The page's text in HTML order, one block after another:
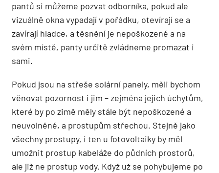
pantů si můžeme pozvat odborníka, pokud ale
vizuálně okna vypadají v pořádku, otevírají se a
zavírají hladce, a těsnění je nepoškozené a na
svém místě, panty určitě zvládneme promazat i
sami.
Pokud jsou na střeše solární panely, měli bychom
věnovat pozornost i jim – zejména jejich úchytům,
které by po zimě měly stále být nepoškozené a
neuvolněné, a prostupům střechou. Stejně jako
všechny prostupy, i ten u fotovoltaiky by měl
umožnit prostup kabeláže do půdních prostorů,
ale již ne prostup vody. Když už se pohybujeme po